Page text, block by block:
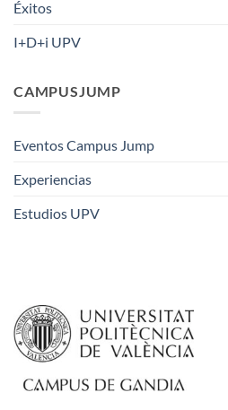
Éxitos
I+D+i UPV
CAMPUSJUMP
Eventos Campus Jump
Experiencias
Estudios UPV